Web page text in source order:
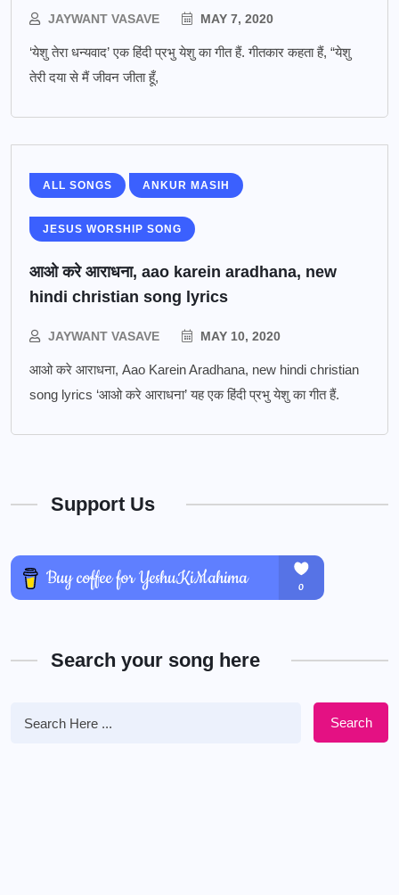
JAYWANT VASAVE MAY 7, 2020
‘येशु तेरा धन्यवाद’ एक हिंदी प्रभु येशु का गीत हैं. गीतकार कहता हैं, “येशु
तेरी दया से मैं जीवन जीता हूँ,
ALL SONGS ANKUR MASIH
JESUS WORSHIP SONG
आओ करे आराधना, aao karein aradhana, new
hindi christian song lyrics
JAYWANT VASAVE MAY 10, 2020
आओ करे आराधना, Aao Karein Aradhana, new hindi christian
song lyrics ‘आओ करे आराधना’ यह एक हिंदी प्रभु येशु का गीत हैं.
Support Us
Search your song here
Search